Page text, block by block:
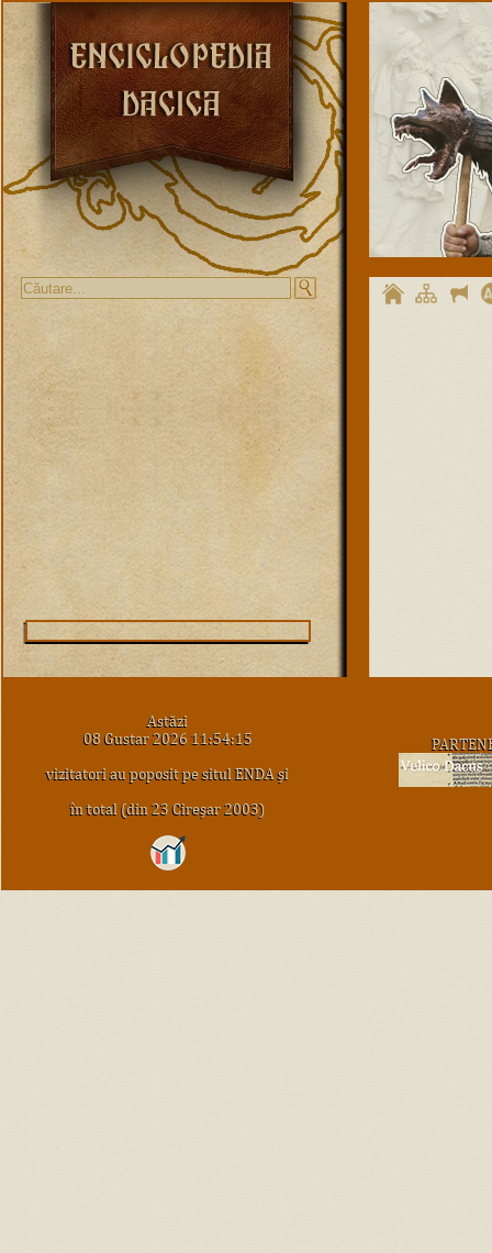
Astăzi
08 Gustar 2026 11:54:15
vizitatori au poposit pe situl ENDA şi
în total (din 23 Cireşar 2003)